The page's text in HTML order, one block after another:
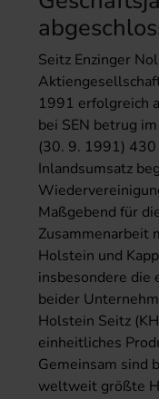
Seitz Enzinger
1991 erfolgreich
bei SEN betrug
(30. 9. 1991)
Inlandsumsatz
Maßgebend für
Zusammenarbeit
Holstein und
insbesondere die
beider
Holstein Seitz
einheitliches
Gemeinsam sind
weltweit größte